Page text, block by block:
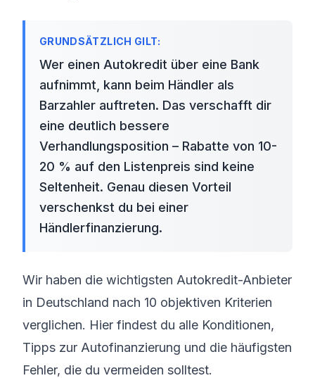
Wer einen Autokredit über eine Bank
aufnimmt, kann beim Händler als
Barzahler auftreten. Das verschafft dir
eine deutlich bessere
Verhandlungsposition – Rabatte von 10-
20 % auf den Listenpreis sind keine
Seltenheit. Genau diesen Vorteil
verschenkst du bei einer
Händlerfinanzierung.
Wir haben die wichtigsten Autokredit-Anbieter
in Deutschland nach 10 objektiven Kriterien
verglichen. Hier findest du alle Konditionen,
Tipps zur Autofinanzierung und die häufigsten
Fehler, die du vermeiden solltest.